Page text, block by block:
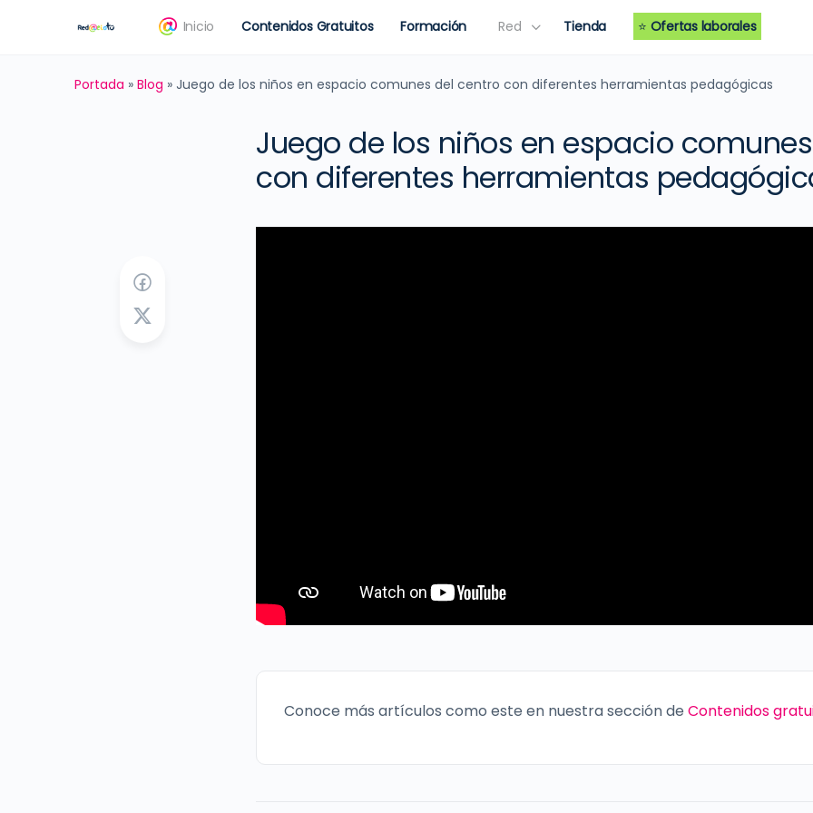
Inicio Contenidos Gratuitos Formación Red Tienda ⭐ Ofertas laborales
Portada » Blog » Juego de los niños en espacio comunes del centro con diferentes herramientas pedagógicas
Juego de los niños en espacio
con diferentes herramientas
Conoce más artículos como este en nuestra sección de Contenidos